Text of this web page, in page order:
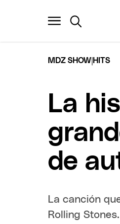
MDZ SHOW HITS
La
de
La canción
Rolling